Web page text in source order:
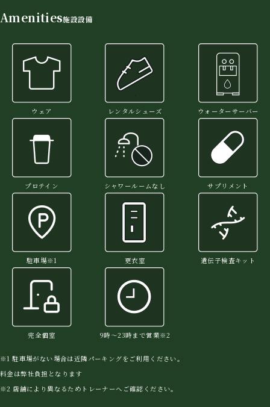
Amenities施設設備
ウェア レンタルシューズ ウォーターサーバー
プロテイン シャワールームなし サプリメント
駐車場※1 更衣室 遺伝子検査キット
完全個室 9時〜23時まで営業※2
※1 駐車場がない場合は近隣パーキングをご利用ください。
料金は弊社負担となります
※2 店舗により異なるためトレーナーへご確認ください。